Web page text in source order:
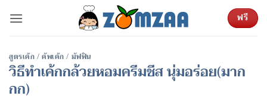
เนื้อหา
ฟรี
สูตรเค้ก / คัพเค้ก / มัฟฟิน
วิธีทำเค้กกล้วยหอมครีมชีส นุ่มอร่อย(มาก
กก)